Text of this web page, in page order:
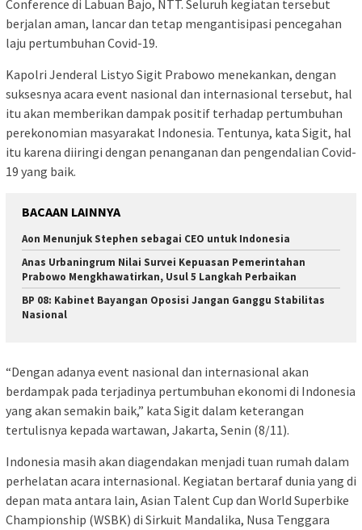
Conference di Labuan Bajo, NTT. Seluruh kegiatan tersebut
berjalan aman, lancar dan tetap mengantisipasi pencegahan
laju pertumbuhan Covid-19.
Kapolri Jenderal Listyo Sigit Prabowo menekankan, dengan
suksesnya acara event nasional dan internasional tersebut, hal
itu akan memberikan dampak positif terhadap pertumbuhan
perekonomian masyarakat Indonesia. Tentunya, kata Sigit, hal
itu karena diiringi dengan penanganan dan pengendalian Covid-
19 yang baik.
BACAAN LAINNYA
Aon Menunjuk Stephen sebagai CEO untuk Indonesia
Anas Urbaningrum Nilai Survei Kepuasan Pemerintahan
Prabowo Mengkhawatirkan, Usul 5 Langkah Perbaikan
BP 08: Kabinet Bayangan Oposisi Jangan Ganggu Stabilitas
Nasional
“Dengan adanya event nasional dan internasional akan
berdampak pada terjadinya pertumbuhan ekonomi di Indonesia
yang akan semakin baik,” kata Sigit dalam keterangan
tertulisnya kepada wartawan, Jakarta, Senin (8/11).
Indonesia masih akan diagendakan menjadi tuan rumah dalam
perhelatan acara internasional. Kegiatan bertaraf dunia yang di
depan mata antara lain, Asian Talent Cup dan World Superbike
Championship (WSBK) di Sirkuit Mandalika, Nusa Tenggara